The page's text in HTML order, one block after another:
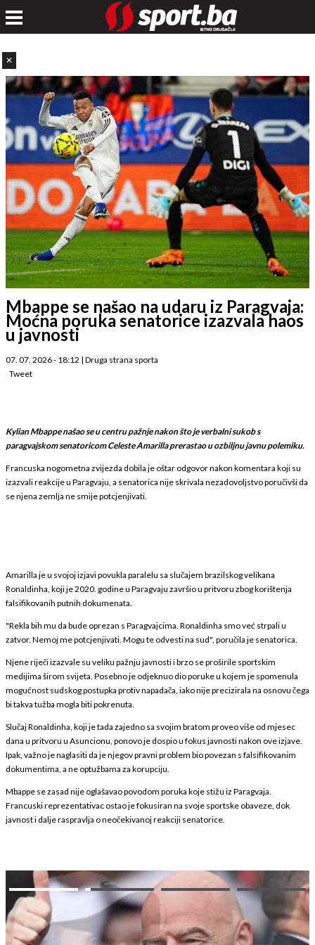
✕
Mbappe se našao na udaru iz Paragvaja:
Moćna poruka senatorice izazvala haos
u javnosti
07. 07. 2026 - 18:12 | Druga strana sporta
Tweet
Kylian Mbappe našao se u centru pažnje nakon što je verbalni sukob s
paragvajskom senatoricom Celeste Amarilla prerastao u ozbiljnu javnu polemiku.
Francuska nogometna zvijezda dobila je oštar odgovor nakon komentara koji su
izazvali reakcije u Paragvaju, a senatorica nije skrivala nezadovoljstvo poručivši da
se njena zemlja ne smije potcjenjivati.
Amarilla je u svojoj izjavi povukla paralelu sa slučajem brazilskog velikana
Ronaldinha, koji je 2020. godine u Paragvaju završio u pritvoru zbog korištenja
falsifikovanih putnih dokumenata.
"Rekla bih mu da bude oprezan s Paragvajcima. Ronaldinha smo već strpali u
zatvor. Nemoj me potcjenjivati. Mogu te odvesti na sud", poručila je senatorica.
Njene riječi izazvale su veliku pažnju javnosti i brzo se proširile sportskim
medijima širom svijeta. Posebno je odjeknuo dio poruke u kojem je spomenula
mogućnost sudskog postupka protiv napadača, iako nije precizirala na osnovu čega
bi takva tužba mogla biti pokrenuta.
Slučaj Ronaldinha, koji je tada zajedno sa svojim bratom proveo više od mjesec
dana u pritvoru u Asuncionu, ponovo je dospio u fokus javnosti nakon ove izjave.
Ipak, važno je naglasiti da je njegov pravni problem bio povezan s falsifikovanim
dokumentima, a ne optužbama za korupciju.
Mbappe se zasad nije oglašavao povodom poruka koje stižu iz Paragvaja.
Francuski reprezentativac ostao je fokusiran na svoje sportske obaveze, dok
javnost i dalje raspravlja o neočekivanoj reakciji senatorice.